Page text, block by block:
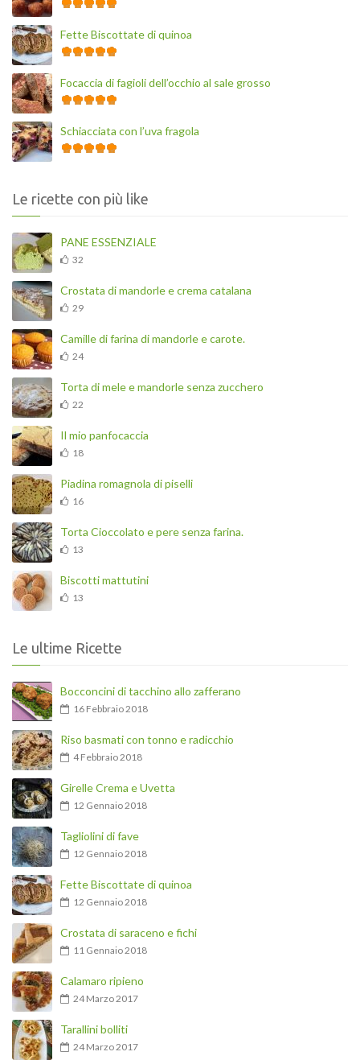
Fette Biscottate di quinoa
Focaccia di fagioli dell’occhio al sale grosso
Schiacciata con l’uva fragola
Le ricette con più like
PANE ESSENZIALE
32
Crostata di mandorle e crema catalana
29
Camille di farina di mandorle e carote.
24
Torta di mele e mandorle senza zucchero
22
Il mio panfocaccia
18
Piadina romagnola di piselli
16
Torta Cioccolato e pere senza farina.
13
Biscotti mattutini
13
Le ultime Ricette
Bocconcini di tacchino allo zafferano
16 Febbraio 2018
Riso basmati con tonno e radicchio
4 Febbraio 2018
Girelle Crema e Uvetta
12 Gennaio 2018
Tagliolini di fave
12 Gennaio 2018
Fette Biscottate di quinoa
12 Gennaio 2018
Crostata di saraceno e fichi
11 Gennaio 2018
Calamaro ripieno
24 Marzo 2017
Tarallini bolliti
24 Marzo 2017